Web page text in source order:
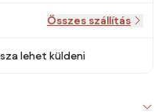
Összes szállítás
lehet küldeni